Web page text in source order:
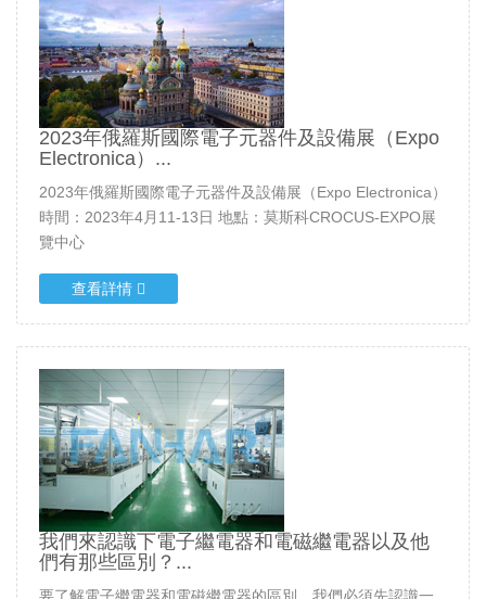
2023年俄羅斯國際電子元器件及設備展（Expo
Electronica）...
2023年俄羅斯國際電子元器件及設備展（Expo Electronica）
時間：2023年4月11-13日 地點：莫斯科CROCUS-EXPO展
覽中心
查看詳情
我們來認識下電子繼電器和電磁繼電器以及他
們有那些區別？...